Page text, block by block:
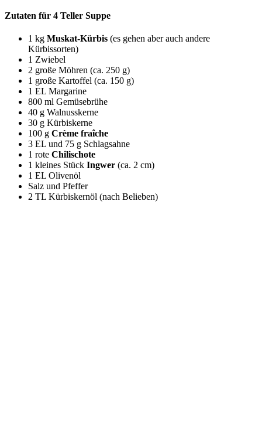
Zutaten für 4 Teller Suppe
1 kg Muskat-Kürbis (es gehen aber auch andere
Kürbissorten)
1 Zwiebel
2 große Möhren (ca. 250 g)
1 große Kartoffel (ca. 150 g)
1 EL Margarine
800 ml Gemüsebrühe
40 g Walnusskerne
30 g Kürbiskerne
100 g Crème fraîche
3 EL und 75 g Schlagsahne
1 rote Chilischote
1 kleines Stück Ingwer (ca. 2 cm)
1 EL Olivenöl
Salz und Pfeffer
2 TL Kürbiskernöl (nach Belieben)